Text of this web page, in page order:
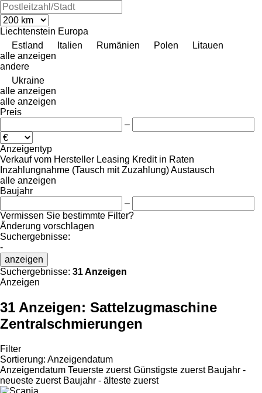
Liechtenstein Europa
Estland
Italien Rumänien Polen
Litauen
alle anzeigen
andere
Ukraine
alle anzeigen
alle anzeigen
Preis
–
Anzeigentyp
Verkauf vom Hersteller Leasing Kredit in Raten
Inzahlungnahme (Tausch mit Zuzahlung)Austausch
alle anzeigen
Baujahr
–
Vermissen Sie bestimmte Filter?
Änderung vorschlagen
Suchergebnisse:
-
anzeigen
Suchergebnisse: 31 Anzeigen
Anzeigen
31 Anzeigen: Sattelzugmaschine
Zentralschmierungen
Filter
Sortierung: Anzeigendatum
Anzeigendatum Teuerste zuerst Günstigste zuerst Baujahr -
neueste zuerst Baujahr - älteste zuerst